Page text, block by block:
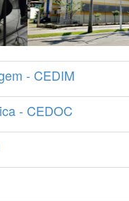
- CEDIM
- CEDOC